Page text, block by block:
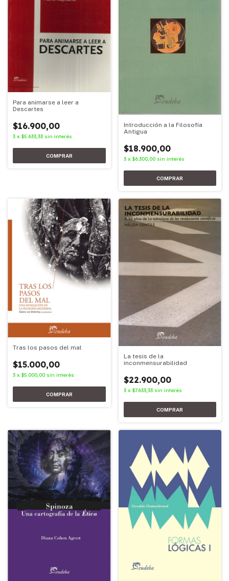
Para animarse a leer a
Descartes
$16.900,00
3 x $5.633,33 sin interés
Introducción a la Filosofía
Antigua
$18.900,00
3 x $6.300,00 sin interés
Tras los pasos del mal
$15.000,00
3 x $5.000,00 sin interés
La tesis de la
inconmensurabilidad
$22.900,00
3 x $7.633,33 sin interés